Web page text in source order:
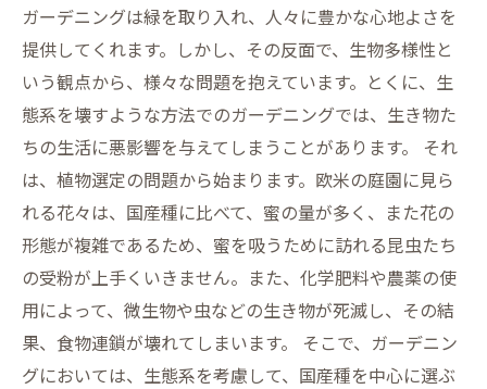
ガーデニングは緑を取り入れ、人々に豊かな心地よさを
提供してくれます。しかし、その反面で、生物多様性と
いう観点から、様々な問題を抱えています。とくに、生
態系を壊すような方法でのガーデニングでは、生き物た
ちの生活に悪影響を与えてしまうことがあります。 それ
は、植物選定の問題から始まります。欧米の庭園に見ら
れる花々は、国産種に比べて、蜜の量が多く、また花の
形態が複雑であるため、蜜を吸うために訪れる昆虫たち
の受粉が上手くいきません。また、化学肥料や農薬の使
用によって、微生物や虫などの生き物が死滅し、その結
果、食物連鎖が壊れてしまいます。 そこで、ガーデニン
グにおいては、生態系を考慮して、国産種を中心に選ぶ